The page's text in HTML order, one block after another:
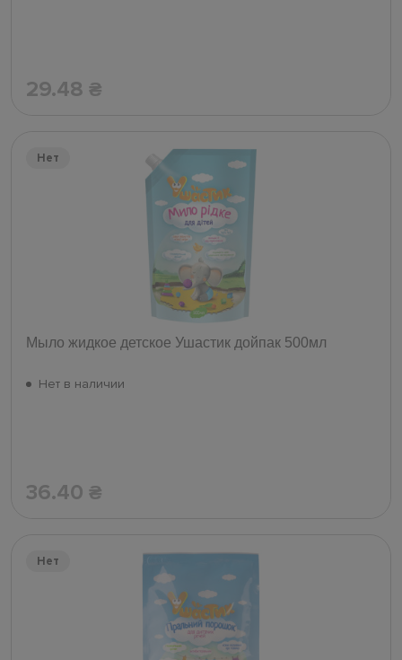
29.48 ₴
Нет
Мыло жидкое детское Ушастик дойпак 500мл
Нет в наличии
36.40 ₴
Нет